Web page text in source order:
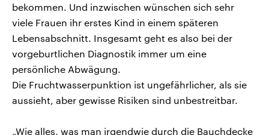
bekommen. Und inzwischen wünschen sich sehr
viele Frauen ihr erstes Kind in einem späteren
Lebensabschnitt. Insgesamt geht es also bei der
vorgeburtlichen Diagnostik immer um eine
persönliche Abwägung.
Die Fruchtwasserpunktion ist ungefährlicher, als sie
aussieht, aber gewisse Risiken sind unbestreitbar.
„Wie alles, was man irgendwie durch die Bauchdecke